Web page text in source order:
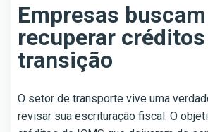
Empresas buscam
recuperar
transição
O setor de transporte vive uma
revisar sua escrituração fiscal. O